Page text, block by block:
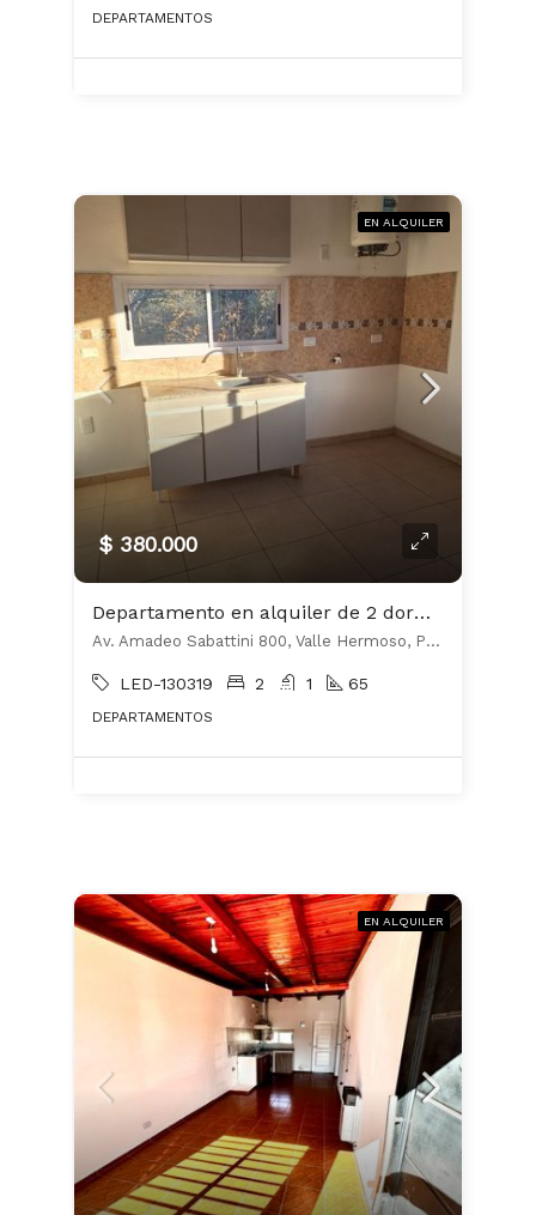
DEPARTAMENTOS
EN ALQUILER
$ 380.000
Departamento en alquiler de 2 dormitorios en Valle Hermoso
Av. Amadeo Sabattini 800, Valle Hermoso, Punilla
LED-130319 2 1 65
DEPARTAMENTOS
EN ALQUILER